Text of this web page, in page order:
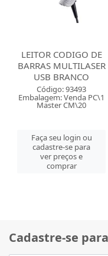
LEITOR CODIGO DE
BARRAS MULTILASER
USB BRANCO
Código: 93493
Embalagem: Venda PC\1
Master CM\20
Faça seu login ou
cadastre-se para
ver preços e
comprar
Cadastre-se